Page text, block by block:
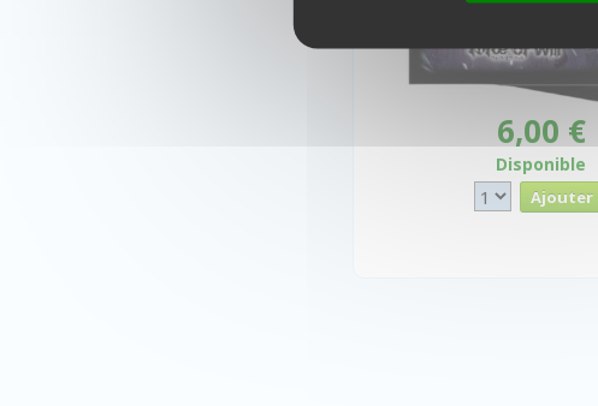
6,00 €
Disponible